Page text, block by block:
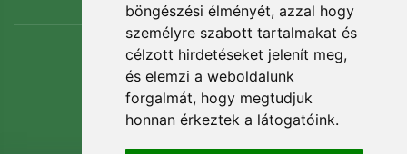
böngészési élményét, azzal hogy
személyre szabott tartalmakat és
célzott hirdetéseket jelenít meg,
és elemzi a weboldalunk
forgalmát, hogy megtudjuk
honnan érkeztek a látogatóink.